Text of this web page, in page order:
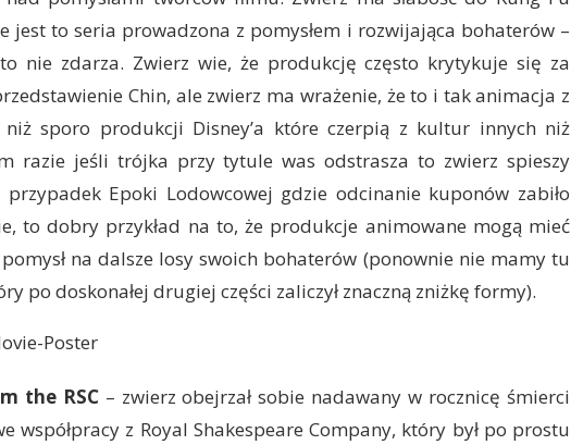
jest to seria prowadzona z pomysłem i rozwijająca bohaterów –
nie zdarza. Zwierz wie, że produkcję często krytykuje się za
Chin, ale zwierz ma wrażenie, że to i tak animacja z
niż sporo produkcji Disney’a które czerpią z kultur innych niż
razie jeśli trójka przy tytule was odstrasza to zwierz spieszy
Epoki Lodowcowej gdzie odcinanie kuponów zabiło
to dobry przykład na to, że produkcje animowane mogą mieć
na dalsze losy swoich bohaterów (ponownie nie mamy tu
po doskonałej drugiej części zaliczył znaczną zniżkę formy).
the RSC– zwierz obejrzał sobie nadawany w rocznicę śmierci
współpracy z Royal Shakespeare Company, który był po prostu